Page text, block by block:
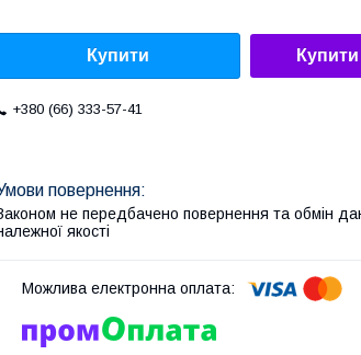
Купити Купити
+380 (66) 333-57-41
не передбачено повернення та обмін
якості